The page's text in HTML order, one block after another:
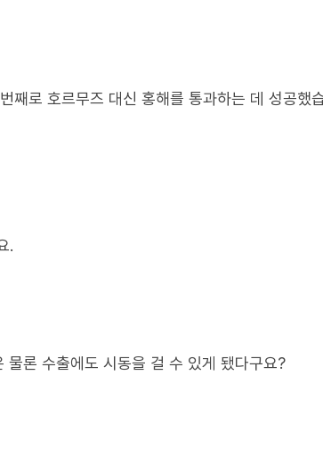
째로 호르무즈 대신 홍해를 통과하는 데 성공했
.
론 수출에도 시동을 걸 수 있게 됐다구요?